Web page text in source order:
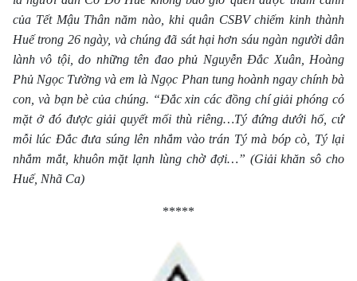
của Tết Mậu Thân năm nào, khi quân CSBV chiếm kinh thành
Huế trong 26 ngày, và chúng đã sát hại hơn sáu ngàn người dân
lành vô tội, do những tên đao phủ Nguyễn Đắc Xuân, Hoàng
Phủ Ngọc Tường và em là Ngọc Phan tung hoành ngay chính bà
con, và bạn bè của chúng. “Đắc xin các đồng chí giải phóng có
mặt ở đó được giải quyết mối thù riêng…Tý đứng dưới hố, cứ
mỗi lúc Đắc đưa súng lên nhắm vào trán Tý mà bóp cò, Tý lại
nhắm mắt, khuôn mặt lạnh lùng chờ đợi…” (Giải khăn sô cho
Huế, Nhã Ca)
*****